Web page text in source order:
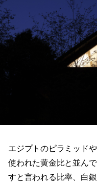
エジプトのピラミッド
使われた黄金比と並ん
すと言われる比率、白